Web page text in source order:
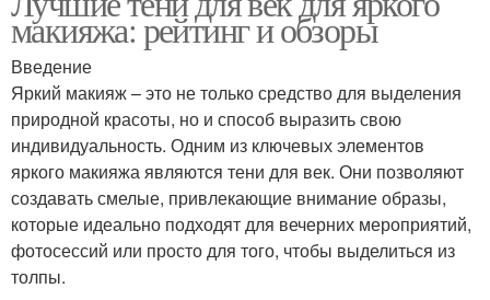
макияжа: рейтинг и обзоры
Введение
Яркий макияж – это не только средство для выделения
природной красоты, но и способ выразить свою
индивидуальность. Одним из ключевых элементов
яркого макияжа являются тени для век. Они позволяют
создавать смелые, привлекающие внимание образы,
которые идеально подходят для вечерних мероприятий,
фотосессий или просто для того, чтобы выделиться из
толпы.